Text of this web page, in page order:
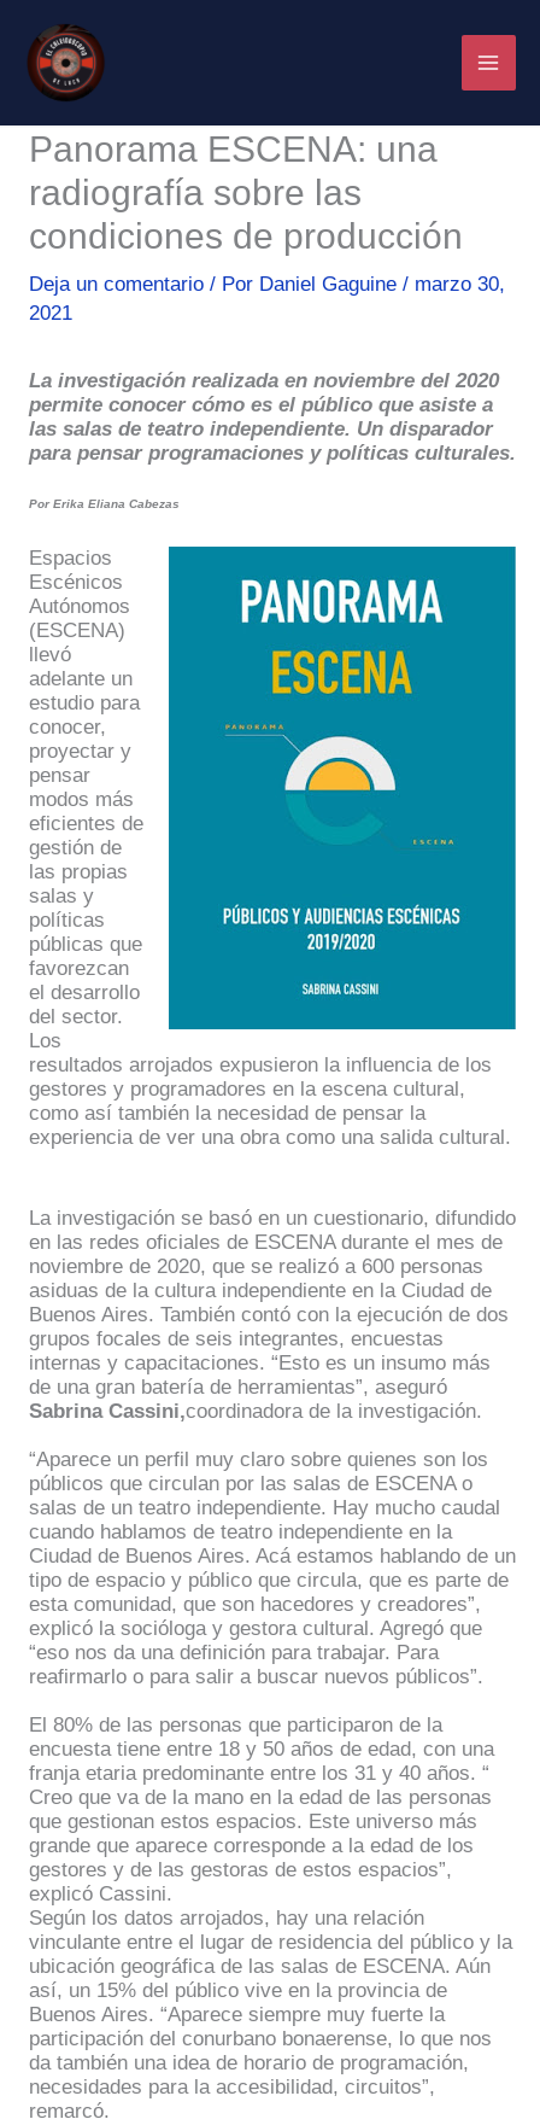
contenido
Panorama ESCENA: una
radiografía sobre las
condiciones de producción
Deja un comentario / Por Daniel Gaguine / marzo 30,
2021
La investigación realizada en noviembre del 2020
permite conocer cómo es el público que asiste a
las salas de teatro independiente. Un disparador
para pensar programaciones y políticas culturales.
Por Erika Eliana Cabezas
Espacios
Escénicos
Autónomos
(ESCENA)
llevó
adelante un
estudio para
conocer,
proyectar y
pensar
modos más
eficientes de
gestión de
las propias
salas y
políticas
públicas que
favorezcan
el desarrollo
del sector.
Los
resultados arrojados expusieron la influencia de los
gestores y programadores en la escena cultural,
como así también la necesidad de pensar la
experiencia de ver una obra como una salida cultural.
La investigación se basó en un cuestionario, difundido
en las redes oficiales de ESCENA durante el mes de
noviembre de 2020, que se realizó a 600 personas
asiduas de la cultura independiente en la Ciudad de
Buenos Aires. También contó con la ejecución de dos
grupos focales de seis integrantes, encuestas
internas y capacitaciones. “Esto es un insumo más
de una gran batería de herramientas”, aseguró
Sabrina Cassini,coordinadora de la investigación.
“Aparece un perfil muy claro sobre quienes son los
públicos que circulan por las salas de ESCENA o
salas de un teatro independiente. Hay mucho caudal
cuando hablamos de teatro independiente en la
Ciudad de Buenos Aires. Acá estamos hablando de un
tipo de espacio y público que circula, que es parte de
esta comunidad, que son hacedores y creadores”,
explicó la socióloga y gestora cultural. Agregó que
“eso nos da una definición para trabajar. Para
reafirmarlo o para salir a buscar nuevos públicos”.
El 80% de las personas que participaron de la
encuesta tiene entre 18 y 50 años de edad, con una
franja etaria predominante entre los 31 y 40 años. “
Creo que va de la mano en la edad de las personas
que gestionan estos espacios. Este universo más
grande que aparece corresponde a la edad de los
gestores y de las gestoras de estos espacios”,
explicó Cassini.
Según los datos arrojados, hay una relación
vinculante entre el lugar de residencia del público y la
ubicación geográfica de las salas de ESCENA. Aún
así, un 15% del público vive en la provincia de
Buenos Aires. “Aparece siempre muy fuerte la
participación del conurbano bonaerense, lo que nos
da también una idea de horario de programación,
necesidades para la accesibilidad, circuitos”,
remarcó.